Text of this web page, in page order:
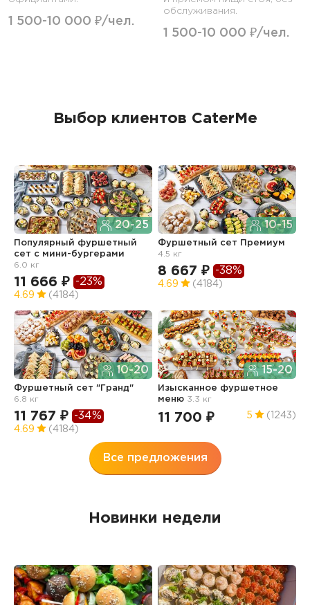
1 500-10 000 ₽/чел.
обслуживания.
1 500-10 000 ₽/чел.
Выбор клиентов CaterMe
20-25
Популярный фуршетный
сет c мини-бургерами
6.0 кг
11 666 ₽ -23%
4.69 (4184)
10-15
Фуршетный сет Премиум
4.5 кг
8 667 ₽ -38%
4.69 (4184)
10-20
Фуршетный сет "Гранд"
6.8 кг
11 767 ₽ -34%
4.69 (4184)
15-20
Изысканное фуршетное
меню 3.3 кг
11 700 ₽ 5 (1243)
Все предложения
Новинки недели